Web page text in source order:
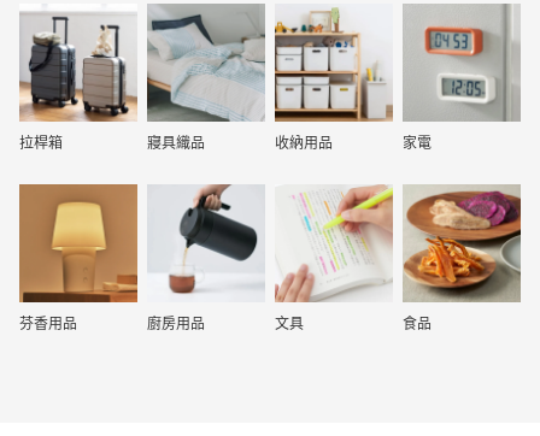
拉桿箱 寢具織品 收納用品 家電
芬香用品 廚房用品 文具 食品